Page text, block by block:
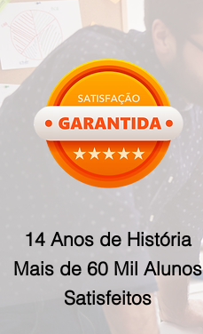
14 Anos de História
Mais de 60 Mil Alunos
Satisfeitos